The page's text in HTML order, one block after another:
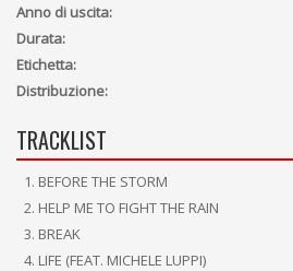
Anno di uscita:
Durata:
Etichetta:
Distribuzione:
TRACKLIST
BEFORE THE STORM
HELP ME TO FIGHT THE RAIN
BREAK
LIFE (FEAT. MICHELE LUPPI)